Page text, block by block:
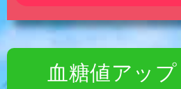
血糖値アッ